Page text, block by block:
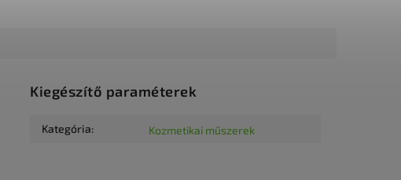
Kiegészítő paraméterek
Kategória: Kozmetikai műszerek